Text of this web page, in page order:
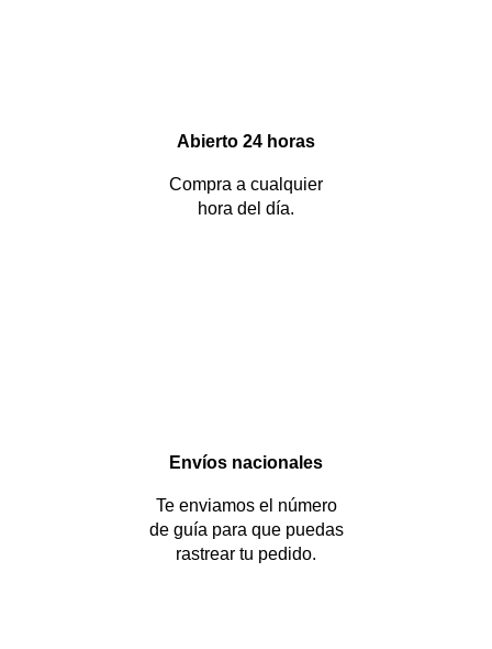
Abierto 24 horas
Compra a cualquier
hora del día.
Envíos nacionales
Te enviamos el número
de guía para que puedas
rastrear tu pedido.